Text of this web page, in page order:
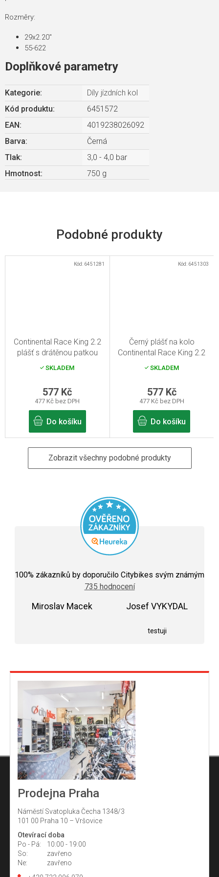
Rozměry:
29x2.20"
55-622
Doplňkové parametry
Kategorie:
Díly jízdních kol
Kód produktu:
6451572
EAN :
4019238026092
Barva:
Černá
Tlak:
3,0 - 4,0 bar
Hmotnost: 750 g
Continental Race King 2.2
plášť s drátěnou patkou
26x2.20 černá Skin
SKLADEM
477 Kč bez DPH
577 Kč
Do košíku
Kód: 6451281
Černý plášť na kolo
Continental Race King 2.2
27.5x2.20 Skin
SKLADEM
477 Kč bez DPH
577 Kč
Do košíku
Kód: 6451303
Zobrazit všechny podobné produkty
hodnocení
obchodu
je
100% zákazníků by doporučilo Citybikes svým známým
735 hodnocení
Miroslav Macek Josef VYKYDAL
testuji
Prodejna Praha
Náměstí Svatopluka Čecha 1348/3
101 00 Praha 10 – Vršovice
Otevírací doba
Po - Pá:
10:00 - 19:00
So:
zavřeno
Ne:
zavřeno